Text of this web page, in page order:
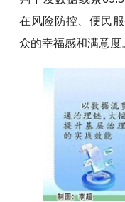
在风险防控、便民
众的幸福感和满意度